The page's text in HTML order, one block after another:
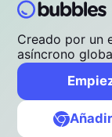
Creado por un
asíncrono